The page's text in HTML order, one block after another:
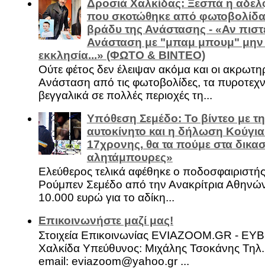
Δροσιά Χαλκίδας: Ξεσπά η
που σκοτώθηκε από φωτοβολίδα
βράδυ της Ανάστασης - «Αν
Ανάσταση με "μπαμ μπουμ" μην
εκκλησία...» (ΦΩΤΟ & ΒΙΝΤΕΟ)
Ούτε φέτος δεν έλειψαν ακόμα και οι
Ανάσταση από τις φωτοβολίδες, τα
βεγγαλικά σε πολλές περιοχές τη...
Υπόθεση Σεμέδο: Το βίντεο με
αυτοκίνητο και η δήλωση
17χρονης, θα τα πούμε στα
αλητάμπουρες»
Ελεύθερος τελικά αφέθηκε ο
Ρούμπεν Σεμέδο από την Ανακρίτρια
10.000 ευρώ για το αδίκη...
Επικοινωνήστε μαζί μας!
Στοιχεία Επικοινωνίας EVIAZOOM.GR -
Χαλκίδα Υπεύθυνος: Μιχάλης Τσοκάνης
email: eviazoom@yahoo.gr ...